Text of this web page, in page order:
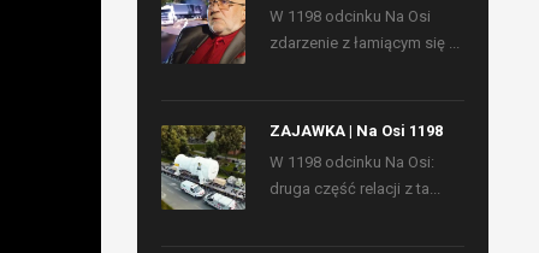
W 1198 odcinku Na Osi
zdarzenie z łamiącym się ...
ZAJAWKA | Na Osi 1198
W 1198 odcinku Na Osi:
druga część relacji z ta...